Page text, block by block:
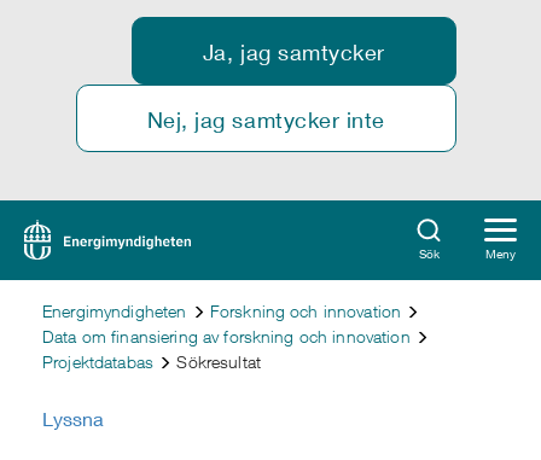
Ja, jag samtycker
Nej, jag samtycker inte
Sök Meny
Energimyndigheten
Forskning och innovation
Data om finansiering av forskning och innovation
Projektdatabas
Sökresultat
Lyssna